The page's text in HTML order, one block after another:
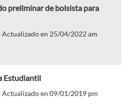
preliminar de bolsista para
en 25/04/2022 am
Estudiantil
en 09/01/2019 pm